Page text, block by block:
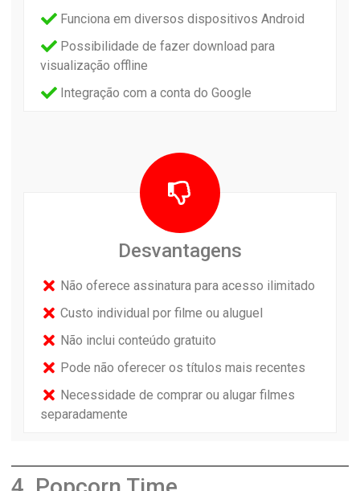
Funciona em diversos dispositivos Android
Possibilidade de fazer download para
visualização offline
Integração com a conta do Google
Desvantagens
Não oferece assinatura para acesso ilimitado
Custo individual por filme ou aluguel
Não inclui conteúdo gratuito
Pode não oferecer os títulos mais recentes
Necessidade de comprar ou alugar filmes
separadamente